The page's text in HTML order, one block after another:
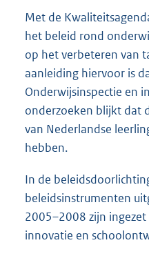
Met de
het beleid rond
op het verbeteren van
aanleiding hiervoor is
Onderwijsinspectie en
onderzoeken blijkt dat
van Nederlandse
hebben.
In de
beleidsinstrumenten
2005–2008 zijn
innovatie en